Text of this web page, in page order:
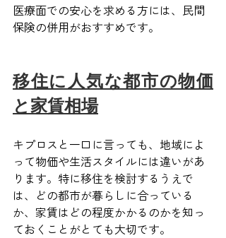
医療面での安心を求める方には、民間
保険の併用がおすすめです。
移住に人気な都市の物価
と家賃相場
キプロスと一口に言っても、地域によ
って物価や生活スタイルには違いがあ
ります。特に移住を検討するうえで
は、どの都市が暮らしに合っている
か、家賃はどの程度かかるのかを知っ
ておくことがとても大切です。